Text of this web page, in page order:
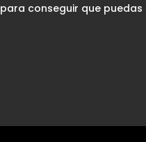
para conseguir que